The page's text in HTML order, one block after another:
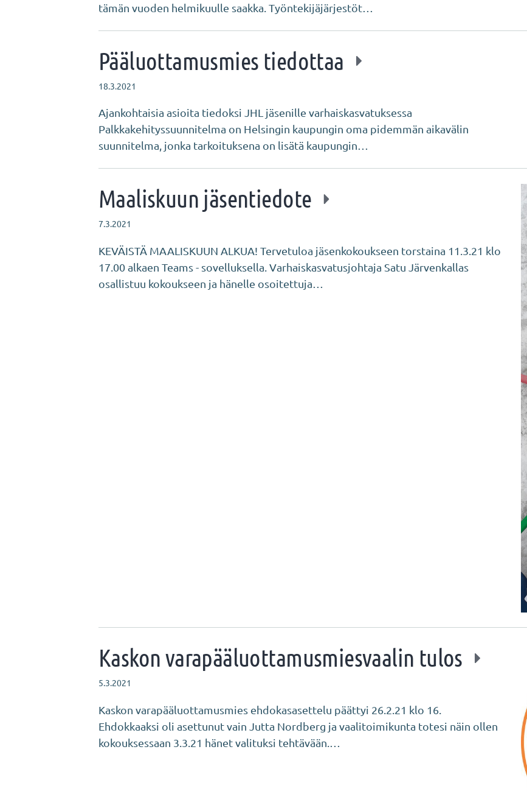
tämän vuoden helmikuulle saakka. Työntekijäjärjestöt…
Pääluottamusmies tiedottaa
18.3.2021
Ajankohtaisia asioita tiedoksi JHL jäsenille varhaiskasvatuksessa
Palkkakehityssuunnitelma on Helsingin kaupungin oma pidemmän aikavälin
suunnitelma, jonka tarkoituksena on lisätä kaupungin…
Maaliskuun jäsentiedote
7.3.2021
KEVÄISTÄ MAALISKUUN ALKUA! Tervetuloa jäsenkokoukseen torstaina 11.3.21 klo
17.00 alkaen Teams - sovelluksella. Varhaiskasvatusjohtaja Satu Järvenkallas
osallistuu kokoukseen ja hänelle osoitettuja…
Kaskon varapääluottamusmiesvaalin tulos
5.3.2021
Kaskon varapääluottamusmies ehdokasasettelu päättyi 26.2.21 klo 16.
Ehdokkaaksi oli asettunut vain Jutta Nordberg ja vaalitoimikunta totesi näin ollen
kokouksessaan 3.3.21 hänet valituksi tehtävään.…